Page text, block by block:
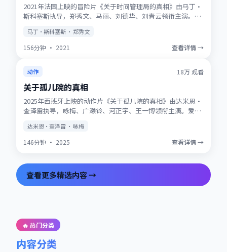
2021年法国上映的冒险片《关于时间管理局的真相》由马丁·
斯科塞斯执导，郑秀文、马丽、刘德华、刘青云领衔主演。动
节与人物刻画的观众收藏观看。
马丁·斯科塞斯 · 郑秀文
156分钟 · 2021 查看详情 →
趋势 ★8.8
动作 18万观看
关于孤儿院的真相
2025年西班牙上映的动作片《关于孤儿院的真相》由达米恩·
查泽雷执导，咏梅、广濑铃、河正宇、王一博领衔主演。爱情
蛋值得留意，与世界观其他作品存在联动。
达米恩·查泽雷 · 咏梅
146分钟 · 2025 查看详情 →
查看更多精选内容 →
🔥 热门分类
内容分类